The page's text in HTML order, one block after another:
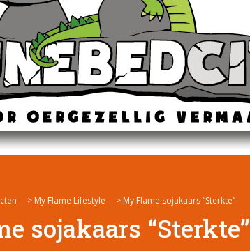
> My Flame Lifestyle > My Flame sojakaars “Sterkte”
sojakaars “Sterkte”